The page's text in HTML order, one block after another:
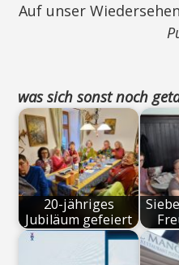
Auf unser
was sich sonst noch
20-jähriges
Jubiläum gefeiert